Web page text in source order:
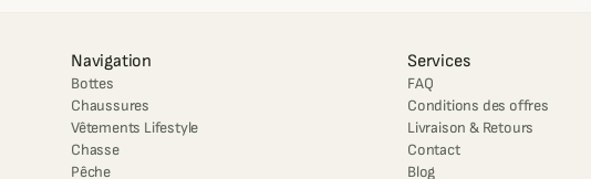
Navigation
Bottes
Chaussures
Vêtements Lifestyle
Chasse
Pêche
Services
FAQ
Conditions des offres
Livraison & Retours
Contact
Blog